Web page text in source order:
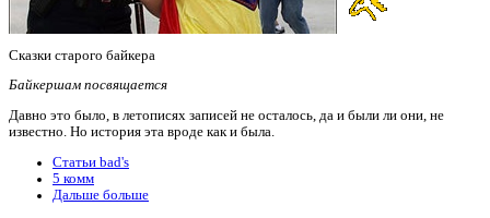
Сказки старого байкера
Байкершам посвящается
Давно это было, в летописях записей не осталось, да и были ли они, не
известно. Но история эта вроде как и была.
Статьи bad's
5 комм
Дальше больше